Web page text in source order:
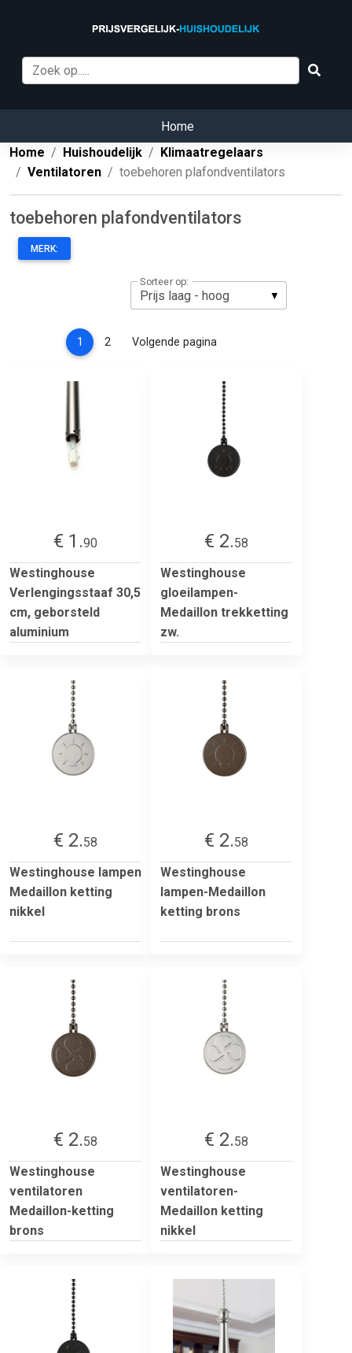
Home
Home
Huishoudelijk
Klimaatregelaars
Ventilatoren
toebehoren plafondventilators
toebehoren plafondventilators
MERK:
Sorteer op:
1 (current)
2 Volgende pagina
€ 1.90
Westinghouse
Verlengingsstaaf 30,5
cm, geborsteld
aluminium
€ 2.58
Westinghouse
gloeilampen-
Medaillon trekketting
zw.
€ 2.58
Westinghouse lampen
Medaillon ketting
nikkel
€ 2.58
Westinghouse
lampen-Medaillon
ketting brons
€ 2.58
Westinghouse
ventilatoren
Medaillon-ketting
brons
€ 2.58
Westinghouse
ventilatoren-
Medaillon ketting
nikkel